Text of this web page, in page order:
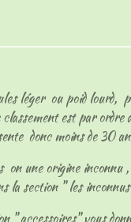
léger ou poid
est par
donc moins de 30
on une origine inconnu
la section " les